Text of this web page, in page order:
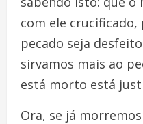
com ele
pecado seja
sirvamos mais ao
está morto está
Ora, se já